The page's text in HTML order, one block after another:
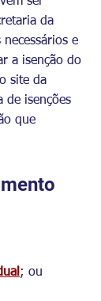
da
necessários e
a isenção do
site da
de isenções
que
; ou